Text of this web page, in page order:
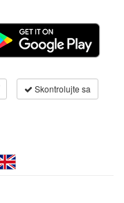
Skontrolujte sa